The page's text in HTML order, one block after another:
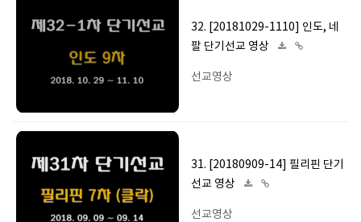
32. [20181029-1110] 인도, 네
팔 단기선교 영상
선교영상
31. [20180909-14] 필리핀 단기
선교 영상
선교영상